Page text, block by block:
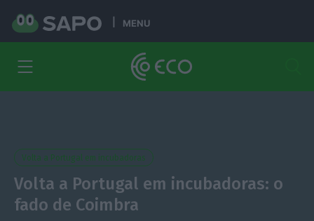
MENU
Volta a Portugal em incubadoras
Volta a Portugal em incubadoras: o
fado de Coimbra